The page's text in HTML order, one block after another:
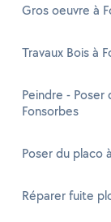
Gros oeuvre à
Travaux Bois à
Peindre -
Fonsorbes
Poser du placo
Réparer fuite